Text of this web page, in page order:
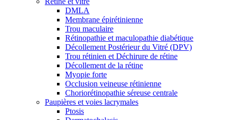
DMLA
Membrane épirétinienne
Trou maculaire
Rétinopathie et maculopathie diabétique
Décollement Postérieur du Vitré (DPV)
Trou rétinien et Déchirure de rétine
Décollement de la rétine
Myopie forte
Occlusion veineuse rétinienne
Choriorétinopathie séreuse centrale
Paupières et voies lacrymales
Ptosis